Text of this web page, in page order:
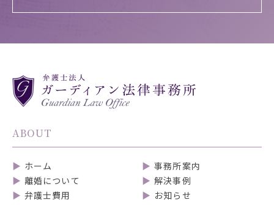
ABOUT
ホーム
事務所案内
離婚について
解決事例
弁護士費用
お知らせ